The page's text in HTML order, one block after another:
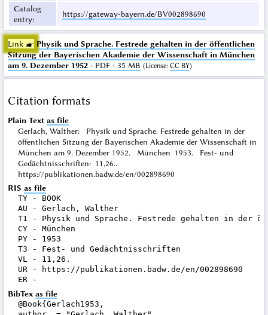
Catalog
entry:
https://gateway-bayern.de/BV002898690
Link ☛ Physik und Sprache. Festrede gehalten in der öffentlichen
Sitzung der Bayerischen Akademie der Wissenschaft in München
am 9. Dezember 1952· PDF · 35 MB (License: CC BY)
Citation formats
Plain Text as file
Gerlach, Walther: Physik und Sprache. Festrede gehalten in der
öffentlichen Sitzung der Bayerischen Akademie der Wissenschaft in
München am 9. Dezember 1952. München 1953. Fest- und
Gedächtnisschriften: 11,26..
https://publikationen.badw.de/en/002898690
RIS as file
TY - BOOK
AU - Gerlach, Walther
T1 - Physik und Sprache. Festrede gehalten in der
CY - München
PY - 1953
T3 - Fest- und Gedächtnisschriften
VL - 11,26.
UR - https://publikationen.badw.de/en/002898690
BibTex as file
@Book{Gerlach1953,